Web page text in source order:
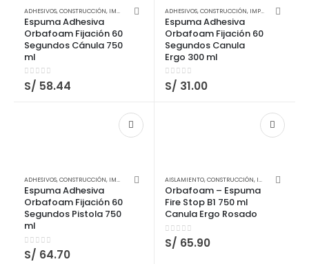
ADHESIVOS,CONSTRUCCIÓN, IMPERMEABILIZANTES SELLADORES Y PEGAMENTOS ,QUILOSA
Espuma Adhesiva
Orbafoam Fijación 60
Segundos Cánula 750
ml
0out of 5
S/ 58.44
ADHESIVOS,CONSTRUCCIÓN, IMPERMEABILIZANTES SELLADORES Y PEGAMENTOS
Espuma Adhesiva
Orbafoam Fijación 60
Segundos Canula
Ergo 300 ml
0out of 5
S/ 31.00
ADHESIVOS,CONSTRUCCIÓN, IMPERMEABILIZANTES SELLADORES Y PEGAMENTOS , QUILOSA
Espuma Adhesiva
Orbafoam Fijación 60
Segundos Pistola 750
ml
0out of 5
S/ 64.70
AISLAMIENTO,CONSTRUCCIÓN, IMPERMEABILIZANTES SELLADORES Y PEGAMENTOS
Orbafoam – Espuma
Fire Stop B1 750 ml
Canula Ergo Rosado
0out of 5
S/ 65.90